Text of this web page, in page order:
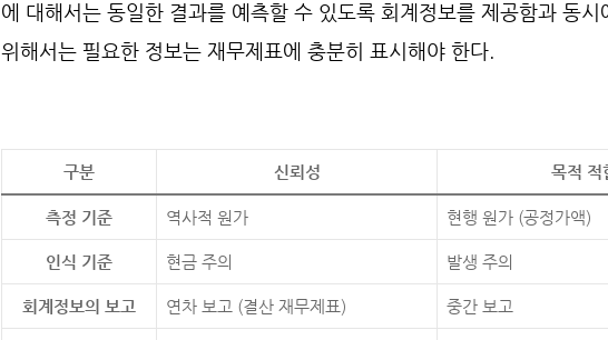
에 대해서는 동일한 결과를 예측할 수 있도록 회계정보를 제공함과 동시
위해서는 필요한 정보는 재무제표에 충분히 표시해야 한다.
구분 신뢰성 목적 적
측정 기준 역사적 원가 현행 원가 (공정가액)
인식 기준 현금 주의 발생 주의
회계정보의 보고 연차 보고 (결산 재무제표) 중간 보고